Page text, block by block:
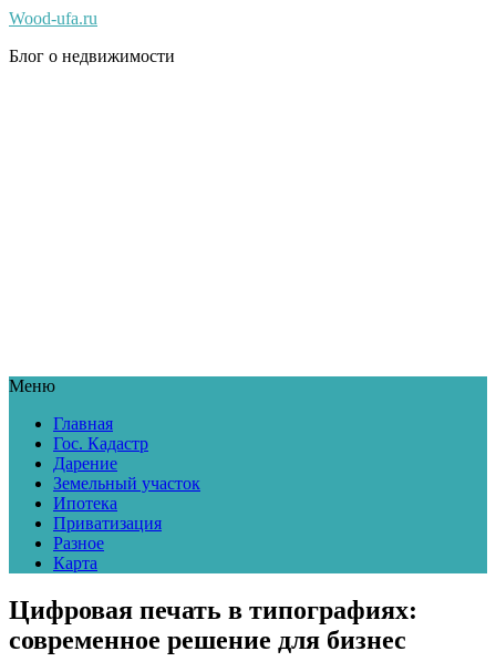
Wood-ufa.ru
Блог о недвижимости
Меню
Главная
Гос. Кадастр
Дарение
Земельный участок
Ипотека
Приватизация
Разное
Карта
Цифровая печать в типографиях:
современное решение для бизнес